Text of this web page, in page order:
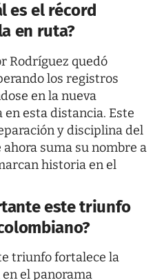
es el récord
en ruta?
Rodríguez quedó
los registros
en la nueva
esta distancia. Este
y disciplina del
suma su nombre a
historia en el
este triunfo
triunfo fortalece la
el panorama